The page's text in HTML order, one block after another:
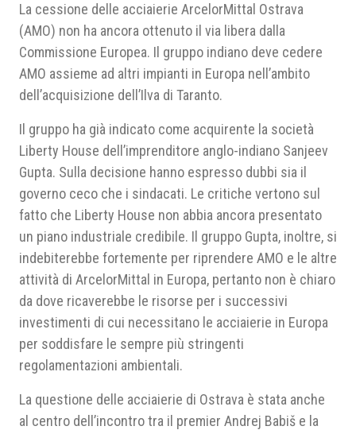
Area riservata
La cessione delle acciaierie ArcelorMittal Ostrava
(AMO) non ha ancora ottenuto il via libera dalla
Commissione Europea. Il gruppo indiano deve cedere
AMO assieme ad altri impianti in Europa nell’ambito
dell’acquisizione dell’Ilva di Taranto.
Il gruppo ha già indicato come acquirente la società
Liberty House dell’imprenditore anglo-indiano Sanjeev
Gupta. Sulla decisione hanno espresso dubbi sia il
governo ceco che i sindacati. Le critiche vertono sul
fatto che Liberty House non abbia ancora presentato
un piano industriale credibile. Il gruppo Gupta, inoltre, si
indebiterebbe fortemente per riprendere AMO e le altre
attività di ArcelorMittal in Europa, pertanto non è chiaro
da dove ricaverebbe le risorse per i successivi
investimenti di cui necessitano le acciaierie in Europa
per soddisfare le sempre più stringenti
regolamentazioni ambientali.
La questione delle acciaierie di Ostrava è stata anche
al centro dell’incontro tra il premier Andrej Babiš e la